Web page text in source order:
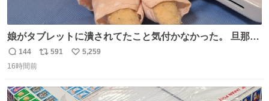
娘がタブレットに潰されてたこと気付かなかった。 旦那だ
けは娘の波長を感じ取れるから声出せずともSOSが伝わっ
たらしい。 急いで旦那が救出して、泣きじゃくる娘に自分
3回ほど。 小さい手だけど、地味に痛い。 その後、娘は旦
返
信
144
リ
ト
591
い
数
5,259
16時間前